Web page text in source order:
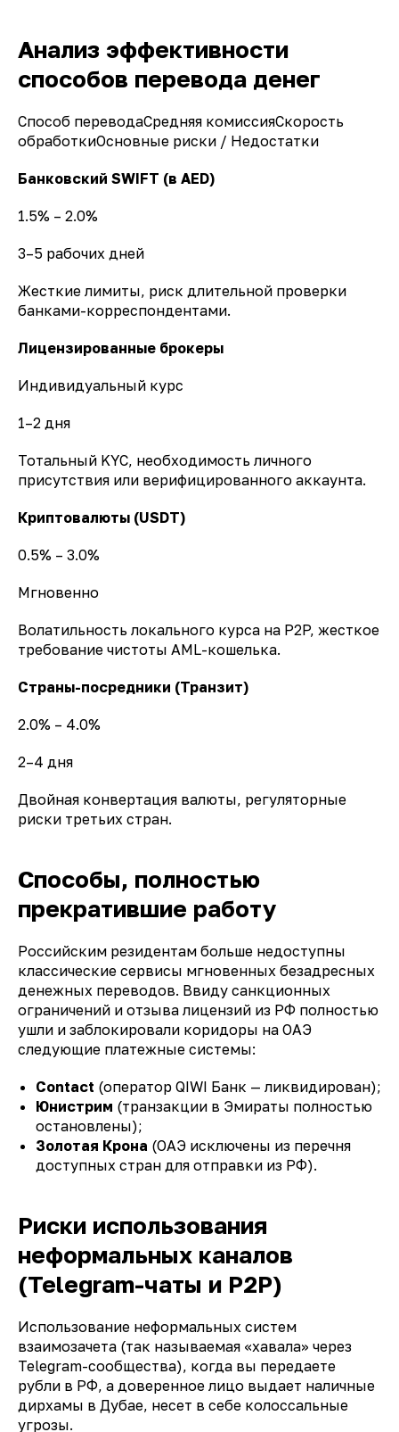
Анализ эффективности
способов перевода денег
Способ переводаСредняя комиссияСкорость
обработкиОсновные риски / Недостатки
Банковский SWIFT (в AED)
1.5% – 2.0%
3–5 рабочих дней
Жесткие лимиты, риск длительной проверки
банками-корреспондентами.
Лицензированные брокеры
Индивидуальный курс
1–2 дня
Тотальный KYC, необходимость личного
присутствия или верифицированного аккаунта.
Криптовалюты (USDT)
0.5% – 3.0%
Мгновенно
Волатильность локального курса на P2P, жесткое
требование чистоты AML-кошелька.
Страны-посредники (Транзит)
2.0% – 4.0%
2–4 дня
Двойная конвертация валюты, регуляторные
риски третьих стран.
Способы, полностью
прекратившие работу
Российским резидентам больше недоступны
классические сервисы мгновенных безадресных
денежных переводов. Ввиду санкционных
ограничений и отзыва лицензий из РФ полностью
ушли и заблокировали коридоры на ОАЭ
следующие платежные системы:
Contact (оператор QIWI Банк — ликвидирован);
Юнистрим (транзакции в Эмираты полностью
остановлены);
Золотая Крона (ОАЭ исключены из перечня
доступных стран для отправки из РФ).
Риски использования
неформальных каналов
(Telegram-чаты и P2P)
Использование неформальных систем
взаимозачета (так называемая «хавала» через
Telegram-сообщества), когда вы передаете
рубли в РФ, а доверенное лицо выдает наличные
дирхамы в Дубае, несет в себе колоссальные
угрозы.